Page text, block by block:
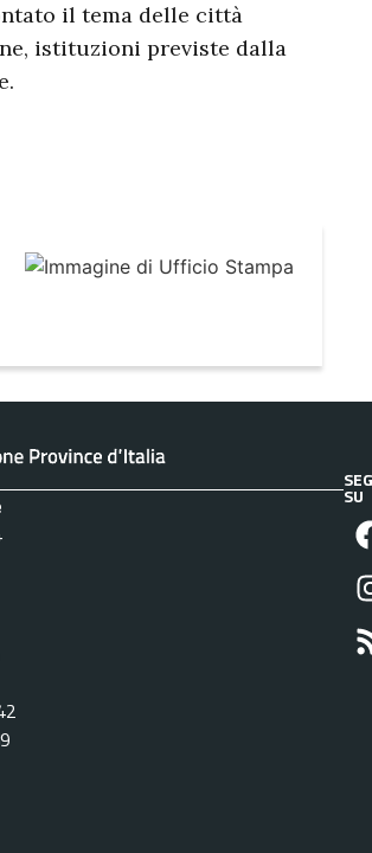
il tema delle città
istituzioni previste dalla
SU